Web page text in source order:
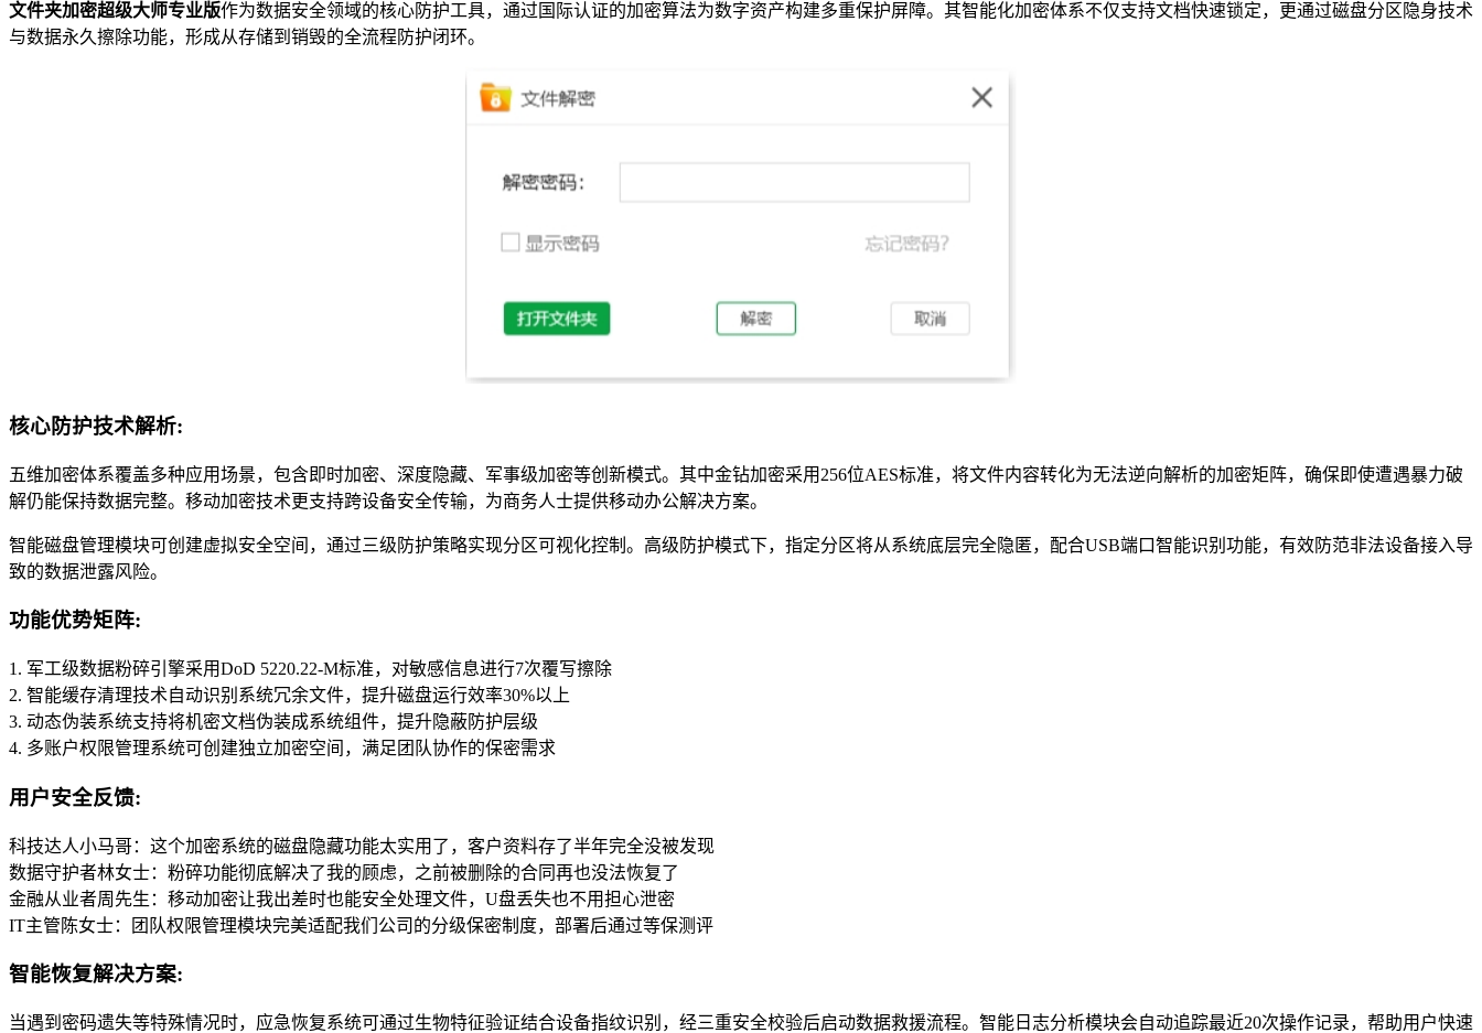
文件夹加密超级大师专业版作为数据安全领域的核心防护工具，通过国际认证的加密算法为数字资产构建多重保护屏障。其智能化加密体系不仅支持文档快速锁定，更通过磁盘分区隐身技术
与数据永久擦除功能，形成从存储到销毁的全流程防护闭环。
核心防护技术解析:
五维加密体系覆盖多种应用场景，包含即时加密、深度隐藏、军事级加密等创新模式。其中金钻加密采用256位AES标准，将文件内容转化为无法逆向解析的加密矩阵，确保即使遭遇暴力破
解仍能保持数据完整。移动加密技术更支持跨设备安全传输，为商务人士提供移动办公解决方案。
智能磁盘管理模块可创建虚拟安全空间，通过三级防护策略实现分区可视化控制。高级防护模式下，指定分区将从系统底层完全隐匿，配合USB端口智能识别功能，有效防范非法设备接入导
致的数据泄露风险。
功能优势矩阵:
1. 军工级数据粉碎引擎采用DoD 5220.22-M标准，对敏感信息进行7次覆写擦除
2. 智能缓存清理技术自动识别系统冗余文件，提升磁盘运行效率30%以上
3. 动态伪装系统支持将机密文档伪装成系统组件，提升隐蔽防护层级
4. 多账户权限管理系统可创建独立加密空间，满足团队协作的保密需求
用户安全反馈:
科技达人小马哥：这个加密系统的磁盘隐藏功能太实用了，客户资料存了半年完全没被发现
数据守护者林女士：粉碎功能彻底解决了我的顾虑，之前被删除的合同再也没法恢复了
金融从业者周先生：移动加密让我出差时也能安全处理文件，U盘丢失也不用担心泄密
IT主管陈女士：团队权限管理模块完美适配我们公司的分级保密制度，部署后通过等保测评
智能恢复解决方案:
当遇到密码遗失等特殊情况时，应急恢复系统可通过生物特征验证结合设备指纹识别，经三重安全校验后启动数据救援流程。智能日志分析模块会自动追踪最近20次操作记录，帮助用户快速